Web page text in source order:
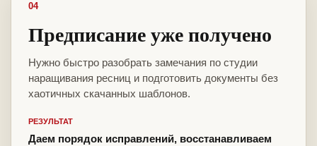
04
Предписание уже получено
Нужно быстро разобрать замечания по студии
наращивания ресниц и подготовить документы без
хаотичных скачанных шаблонов.
РЕЗУЛЬТАТ
Даем порядок исправлений, восстанавливаем